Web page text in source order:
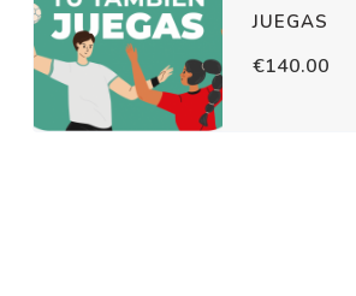
JUEGAS
€140.00